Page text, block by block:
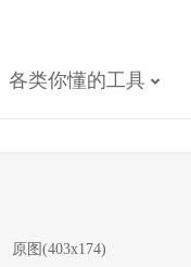
各类你懂的工具
原图(403x174)